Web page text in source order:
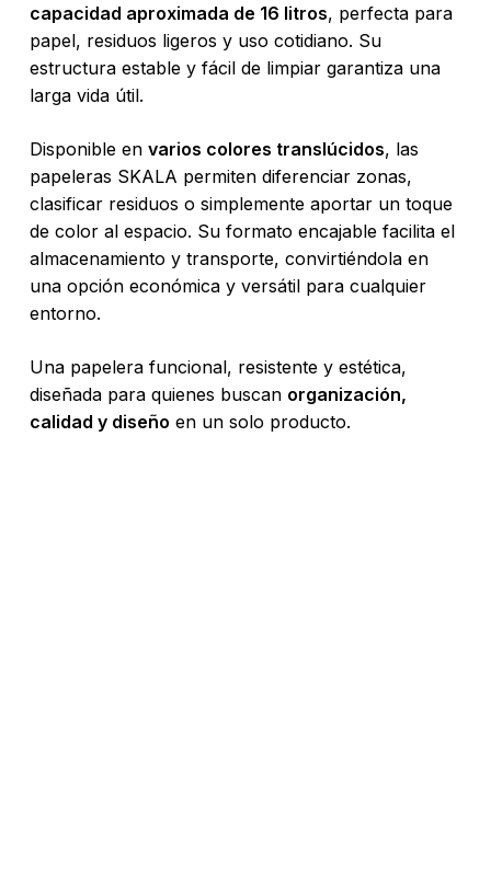
Go To Shop
capacidad aproximada de 16 litros, perfecta para
papel, residuos ligeros y uso cotidiano. Su
estructura estable y fácil de limpiar garantiza una
larga vida útil.
Disponible en varios colores translúcidos, las
papeleras SKALA permiten diferenciar zonas,
clasificar residuos o simplemente aportar un toque
de color al espacio. Su formato encajable facilita el
almacenamiento y transporte, convirtiéndola en
una opción económica y versátil para cualquier
entorno.
Una papelera funcional, resistente y estética,
diseñada para quienes buscan organización,
calidad y diseño en un solo producto.